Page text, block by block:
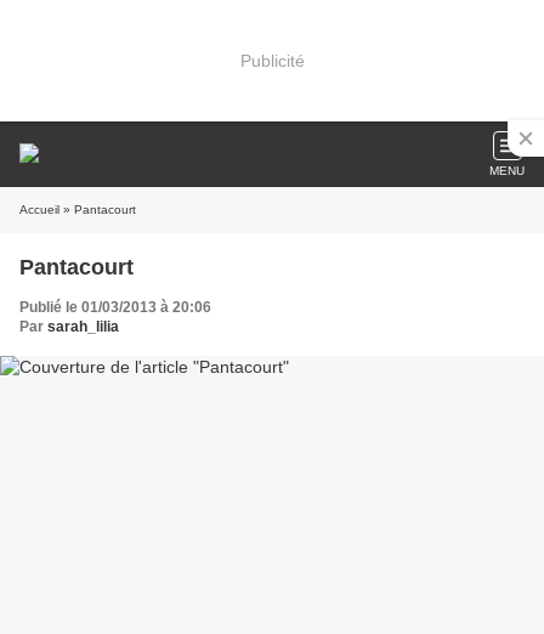
Publicité
MENU
Accueil » Pantacourt
Pantacourt
Publié le 01/03/2013 à 20:06
Par sarah_lilia